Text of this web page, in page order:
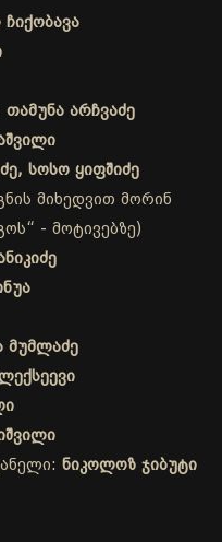
თამუნა არჩვაძე
სოსო ყიფშიძე
მიხედვით მორინ
- მოტივებზე)
მუმლაძე
ნიკოლოზ ჯიბუტი